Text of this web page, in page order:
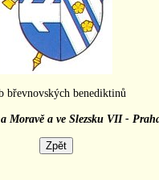
břevnovských benediktinů
Moravě a ve Slezsku VII -